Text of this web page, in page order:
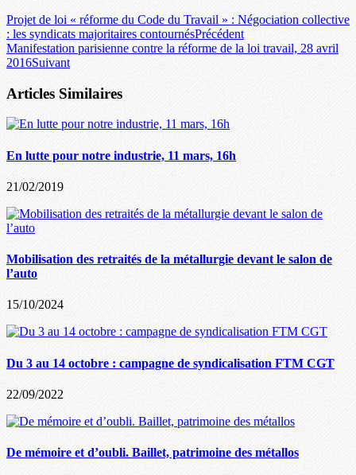
Projet de loi « réforme du Code du Travail » : Négociation collective
: les syndicats majoritaires contournésPrécédent
Manifestation parisienne contre la réforme de la loi travail, 28 avril
2016Suivant
Articles Similaires
En lutte pour notre industrie, 11 mars, 16h
21/02/2019
Mobilisation des retraités de la métallurgie devant le salon de
l’auto
15/10/2024
Du 3 au 14 octobre : campagne de syndicalisation FTM CGT
22/09/2022
De mémoire et d’oubli. Baillet, patrimoine des métallos